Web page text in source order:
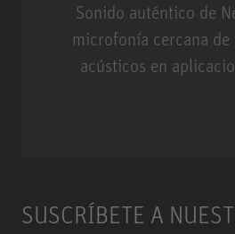
Sonido auténtico de
microfonía cercana
acústicos en
SUSCRÍBETE A